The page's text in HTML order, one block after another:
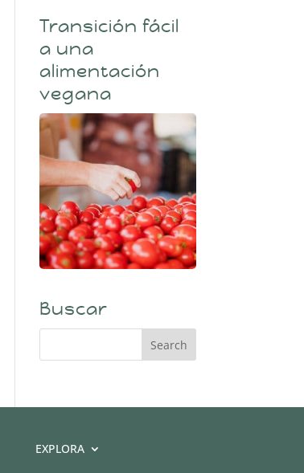
Transición fácil
a una
alimentación
vegana
Buscar
EXPLORA